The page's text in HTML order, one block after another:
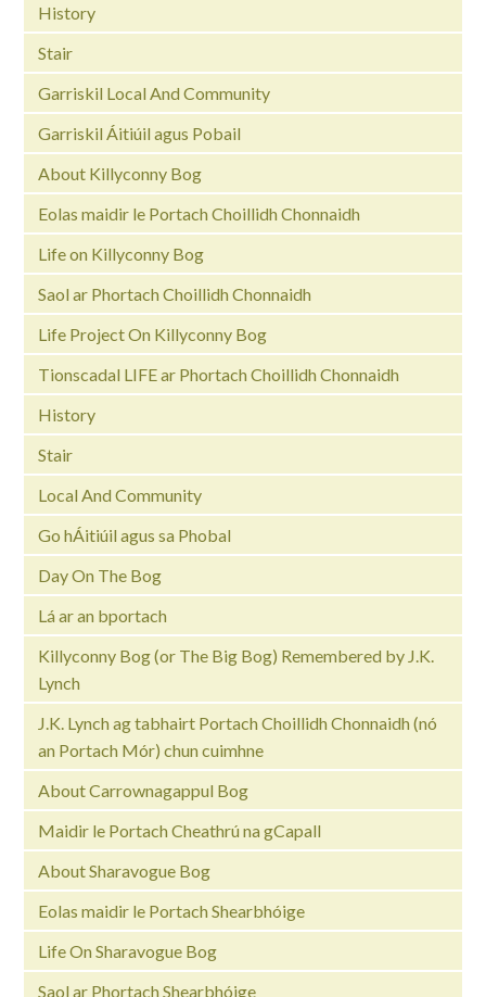
History
Stair
Garriskil Local And Community
Garriskil Áitiúil agus Pobail
About Killyconny Bog
Eolas maidir le Portach Choillidh Chonnaidh
Life on Killyconny Bog
Saol ar Phortach Choillidh Chonnaidh
Life Project On Killyconny Bog
Tionscadal LIFE ar Phortach Choillidh Chonnaidh
History
Stair
Local And Community
Go hÁitiúil agus sa Phobal
Day On The Bog
Lá ar an bportach
Killyconny Bog (or The Big Bog) Remembered by J.K.
Lynch
J.K. Lynch ag tabhairt Portach Choillidh Chonnaidh (nó
an Portach Mór) chun cuimhne
About Carrownagappul Bog
Maidir le Portach Cheathrú na gCapall
About Sharavogue Bog
Eolas maidir le Portach Shearbhóige
Life On Sharavogue Bog
Saol ar Phortach Shearbhóige